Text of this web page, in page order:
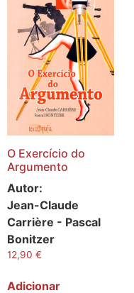
O Exercício do
Argumento
Autor:
Jean-Claude
Carrière - Pascal
Bonitzer
12,90 €
Adicionar